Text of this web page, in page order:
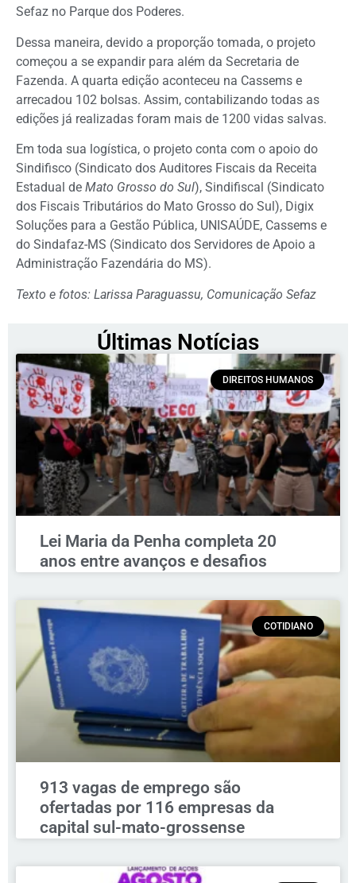
Sefaz no Parque dos Poderes.
Dessa maneira, devido a proporção tomada, o projeto
começou a se expandir para além da Secretaria de
Fazenda. A quarta edição aconteceu na Cassems e
arrecadou 102 bolsas. Assim, contabilizando todas as
edições já realizadas foram mais de 1200 vidas salvas.
Em toda sua logística, o projeto conta com o apoio do
Sindifisco (Sindicato dos Auditores Fiscais da Receita
Estadual de Mato Grosso do Sul), Sindifiscal (Sindicato
dos Fiscais Tributários do Mato Grosso do Sul), Digix
Soluções para a Gestão Pública, UNISAÚDE, Cassems e
do Sindafaz-MS (Sindicato dos Servidores de Apoio a
Administração Fazendária do MS).
Texto e fotos: Larissa Paraguassu, Comunicação Sefaz
Últimas Notícias
DIREITOS HUMANOS
Lei Maria da Penha completa 20
anos entre avanços e desafios
COTIDIANO
913 vagas de emprego são
ofertadas por 116 empresas da
capital sul-mato-grossense